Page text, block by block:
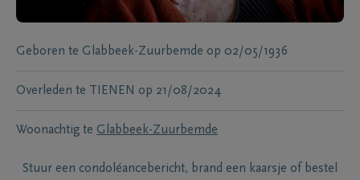
Geboren te Glabbeek-Zuurbemde op 02/05/1936
Overleden te TIENEN op 21/08/2024
Woonachtig te Glabbeek-Zuurbemde
Stuur een condoléancebericht, brand een kaarsje of bestel